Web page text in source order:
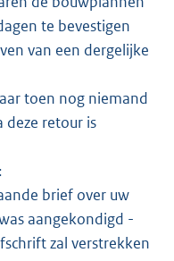
te bevestigen
van een dergelijke
toen nog niemand
retour is
brief over uw
aangekondigd -
zal verstrekken